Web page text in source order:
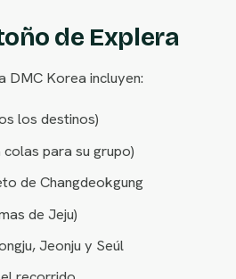
de Explera
Korea incluyen:
los destinos)
para su grupo)
de Changdeokgung
de Jeju)
Jeonju y Seúl